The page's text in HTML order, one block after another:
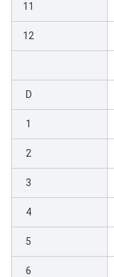
11
12
D
1
2
3
4
5
6